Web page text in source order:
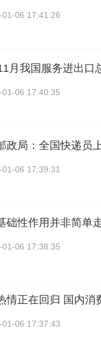
01-06 17:41:26
月我国服务进出口
01-06 17:40:35
政局：全国快递员
01-06 17:39:31
础性作用并非简单
01-06 17:38:35
情正在回归 国内消
01-06 17:37:43